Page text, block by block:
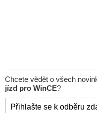
Chcete vědět o všech
jízd pro WinCE?
Přihlašte se k odběru